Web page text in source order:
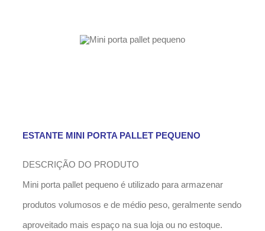
ESTANTE MINI PORTA PALLET PEQUENO
DESCRIÇÃO DO PRODUTO
Mini porta pallet pequeno é utilizado para armazenar
produtos volumosos e de médio peso, geralmente sendo
aproveitado mais espaço na sua loja ou no estoque.